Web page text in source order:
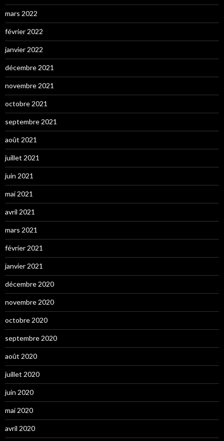
mars 2022
février 2022
janvier 2022
décembre 2021
novembre 2021
octobre 2021
septembre 2021
août 2021
juillet 2021
juin 2021
mai 2021
avril 2021
mars 2021
février 2021
janvier 2021
décembre 2020
novembre 2020
octobre 2020
septembre 2020
août 2020
juillet 2020
juin 2020
mai 2020
avril 2020